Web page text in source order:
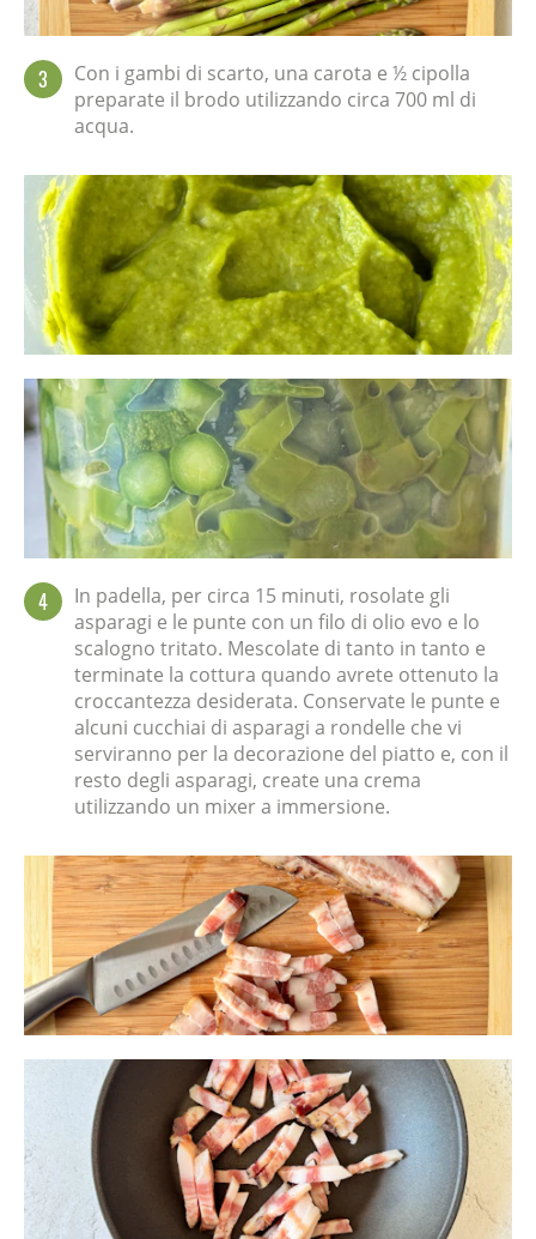
3
Con i gambi di scarto, una carota e ½ cipolla
preparate il brodo utilizzando circa 700 ml di
acqua.
4
In padella, per circa 15 minuti, rosolate gli
asparagi e le punte con un filo di olio evo e lo
scalogno tritato. Mescolate di tanto in tanto e
terminate la cottura quando avrete ottenuto la
croccantezza desiderata. Conservate le punte e
alcuni cucchiai di asparagi a rondelle che vi
serviranno per la decorazione del piatto e, con il
resto degli asparagi, create una crema
utilizzando un mixer a immersione.